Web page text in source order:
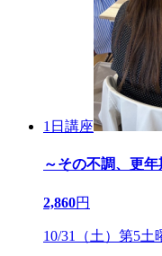
1日講座
～その不調、更
2,860円
10/31（土）第5土